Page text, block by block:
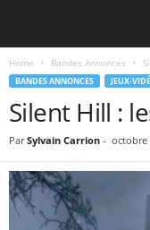
Home Bandes Annonces
BANDES ANNONCES JEUX-
Silent Hill :
Par Sylvain Carrion - octobre